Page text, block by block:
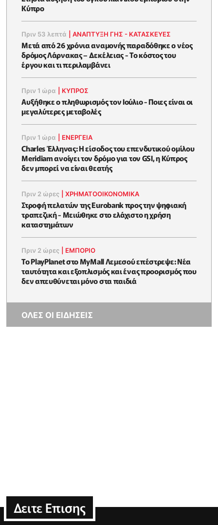
Κύπρο
Πριν 53 λεπτά |ΑΝΑΠΤΥΞΗ ΓΗΣ - ΚΑΤΑΣΚΕΥΕΣ
Μετά από 26 χρόνια αναμονής παραδόθηκε ο νέος
δρόμος Λάρνακας – Δεκέλειας - Το κόστος του
έργου και τι περιλαμβάνει
Πριν 1 ώρα ΚΥΠΡΟΣ
Aυξήθηκε o πληθωρισμός τον Ιούλιο - Ποιες είναι οι
μεγαλύτερες μεταβολές
Πριν 1 ώρα ΕΝΈΡΓΕΙΑ
Charles Έλληνας: Η είσοδος του επενδυτικού ομίλου
Meridiam ανοίγει τον δρόμο για τον GSI, η Κύπρος
δεν μπορεί να είναι θεατής
Πριν 2 ώρες |ΧΡΗΜΑΤΟΟΙΚΟΝΟΜΙΚΆ
Στροφή πελατών της Eurobank προς την ψηφιακή
τραπεζική - Μειώθηκε στο ελάχιστο η χρήση
καταστημάτων
Πριν 2 ώρες ΕΜΠΟΡΙΟ
Το PlayPlanet στο MyMall Λεμεσού επέστρεψε: Νέα
ταυτότητα και εξοπλισμός και ένας προορισμός που
δεν απευθύνεται μόνο στα παιδιά
ΟΛΕΣ ΟΙ ΕΙΔΗΣΕΙΣ
Δειτε Επισης